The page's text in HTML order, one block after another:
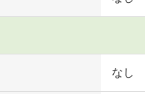
なし